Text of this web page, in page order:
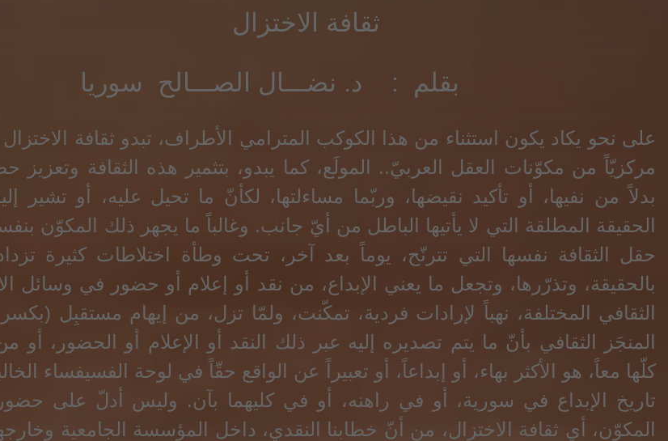
ثقافة الاختزال
بقلم : د. نضـــال الصـــالح سوريا
على نحو يكاد يكون استثناء من هذا الكوكب المترامي الأطراف، تبدو ثقافة الاختزال
مركزيّاً من مكوّنات العقل العربيّ.. المولَع، كما يبدو، بتثمير هذه الثقافة وتعزيز
بدلاً من نفيها، أو تأكيد نقيضها، وربّما مساءلتها، لكأنّ ما تحيل عليه، أو تشير
الحقيقة المطلقة التي لا يأتيها الباطل من أيّ جانب. وغالباً ما يجهر ذلك المكوّن
حقل الثقافة نفسها التي تترنّح، يوماً بعد آخر، تحت وطأة اختلاطات كثيرة
بالحقيقة، وتذرّرها، وتجعل ما يعني الإبداع، من نقد أو إعلام أو حضور في وسائل
الثقافي المختلفة، نهباً لإرادات فردية، تمكّنت، ولمّا تزل، من إيهام مستقبِل (بكسر
المنجَز الثقافي بأنّ ما يتم تصديره إليه عبر ذلك النقد أو الإعلام أو الحضور، أو
كلّها معاً، هو الأكثر بهاء، أو إبداعاً، أو تعبيراً عن الواقع حقّاً في لوحة الفسيفساء
تاريخ الإبداع في سورية، أو في راهنه، أو في كليهما بآن. وليس أدلّ على
المكوّن، أي ثقافة الاختزال، من أنّ خطابنا النقدي، داخل المؤسسة الجامعية